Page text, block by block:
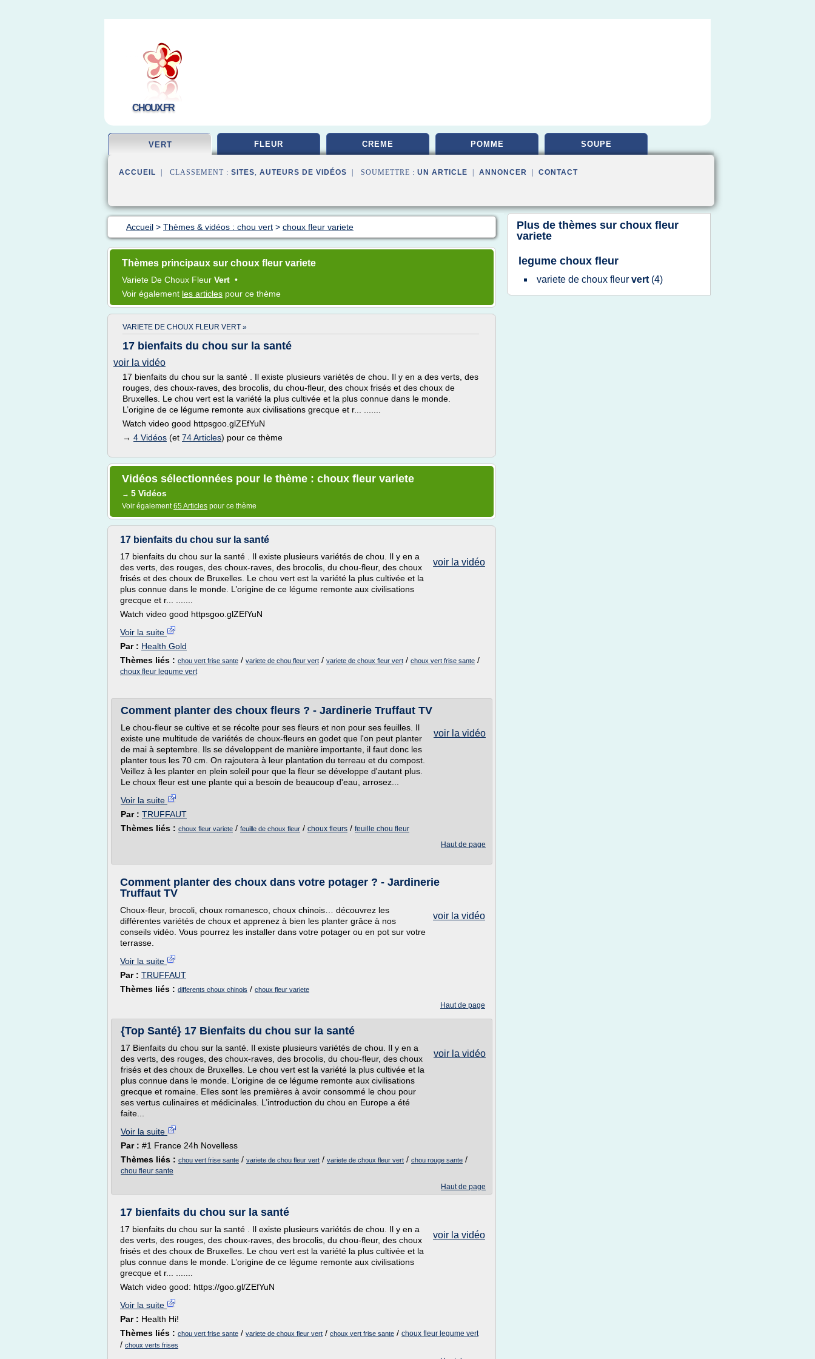
CHOUX.FR
VERT FLEUR CREME POMME SOUPE
ACCUEIL | CLASSEMENT : SITES, AUTEURS DE VIDÉOS | SOUMETTRE : UN ARTICLE ANNONCER CONTACT
Accueil > Thèmes & vidéos : chou vert > choux fleur variete
Thèmes principaux sur choux fleur variete
Variete De Choux Fleur Vert •
Voir également les articles pour ce thème
VARIETE DE CHOUX FLEUR VERT »
17 bienfaits du chou sur la santé
voir la vidéo
17 bienfaits du chou sur la santé . Il existe plusieurs variétés de chou. Il y en a des verts, des
rouges, des choux-raves, des brocolis, du chou-fleur, des choux frisés et des choux de
Bruxelles. Le chou vert est la variété la plus cultivée et la plus connue dans le monde.
L’origine de ce légume remonte aux civilisations grecque et r... .......
Watch video good httpsgoo.glZEfYuN
→ 4 Vidéos (et 74 Articles) pour ce thème
Vidéos sélectionnées pour le thème : choux fleur variete
→ 5 Vidéos
Voir également65 Articles pour ce thème
17 bienfaits du chou sur la santé
voir la vidéo
17 bienfaits du chou sur la santé . Il existe plusieurs variétés de chou. Il y en a
des verts, des rouges, des choux-raves, des brocolis, du chou-fleur, des choux
frisés et des choux de Bruxelles. Le chou vert est la variété la plus cultivée et la
plus connue dans le monde. L’origine de ce légume remonte aux civilisations
grecque et r... .......
Watch video good httpsgoo.glZEfYuN
Voir la suite
Par : Health Gold
Thèmes liés : chou vert frise sante / variete de chou fleur vert / variete de choux fleur vert / choux vert frise sante /
choux fleur legume vert
Comment planter des choux fleurs ? - Jardinerie Truffaut TV
voir la vidéo
Le chou-fleur se cultive et se récolte pour ses fleurs et non pour ses feuilles. Il
existe une multitude de variétés de choux-fleurs en godet que l'on peut planter
de mai à septembre. Ils se développent de manière importante, il faut donc les
planter tous les 70 cm. On rajoutera à leur plantation du terreau et du compost.
Veillez à les planter en plein soleil pour que la fleur se développe d'autant plus.
Le choux fleur est une plante qui a besoin de beaucoup d'eau, arrosez...
Voir la suite
Par : TRUFFAUT
Thèmes liés : choux fleur variete / feuille de choux fleur / choux fleurs / feuille chou fleur
Haut de page
Comment planter des choux dans votre potager ? - Jardinerie
Truffaut TV
voir la vidéo
Choux-fleur, brocoli, choux romanesco, choux chinois… découvrez les
différentes variétés de choux et apprenez à bien les planter grâce à nos
conseils vidéo. Vous pourrez les installer dans votre potager ou en pot sur votre
terrasse.
Voir la suite
Par : TRUFFAUT
Thèmes liés : differents choux chinois / choux fleur variete
Haut de page
{Top Santé} 17 Bienfaits du chou sur la santé
voir la vidéo
17 Bienfaits du chou sur la santé. Il existe plusieurs variétés de chou. Il y en a
des verts, des rouges, des choux-raves, des brocolis, du chou-fleur, des choux
frisés et des choux de Bruxelles. Le chou vert est la variété la plus cultivée et la
plus connue dans le monde. L’origine de ce légume remonte aux civilisations
grecque et romaine. Elles sont les premières à avoir consommé le chou pour
ses vertus culinaires et médicinales. L’introduction du chou en Europe a été
faite...
Voir la suite
Par : #1 France 24h Novelless
Thèmes liés : chou vert frise sante / variete de chou fleur vert / variete de choux fleur vert / chou rouge sante /
chou fleur sante
Haut de page
17 bienfaits du chou sur la santé
voir la vidéo
17 bienfaits du chou sur la santé . Il existe plusieurs variétés de chou. Il y en a
des verts, des rouges, des choux-raves, des brocolis, du chou-fleur, des choux
frisés et des choux de Bruxelles. Le chou vert est la variété la plus cultivée et la
plus connue dans le monde. L’origine de ce légume remonte aux civilisations
grecque et r... .......
Watch video good: https://goo.gl/ZEfYuN
Voir la suite
Par : Health Hi!
Thèmes liés : chou vert frise sante / variete de choux fleur vert / choux vert frise sante / choux fleur legume vert
/ choux verts frises
Plus de thèmes sur choux fleur
variete
legume choux fleur
variete de choux fleur vert (4)